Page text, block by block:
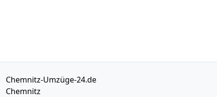
Chemnitz-Umzüge-24.de
Chemnitz